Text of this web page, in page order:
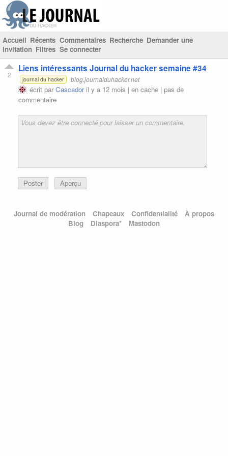
Accueil Récents Commentaires Recherche Demander une
invitation Filtres Se connecter
2
Liens intéressants Journal du hacker semaine #34
journal du hacker blog.journalduhacker.net
écrit parCascadoril y a 12 mois | en cache | pas de
commentaire
Poster Aperçu
Journal de modération Chapeaux Confidentialité
À propos
Blog
Diaspora* Mastodon